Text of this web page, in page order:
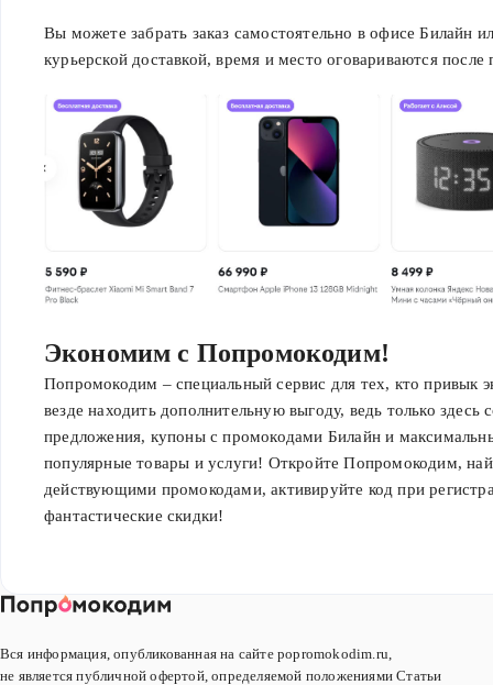
Вы можете забрать заказ самостоятельно в офисе Билайн
курьерской доставкой, время и место оговариваются после
Экономим с Попромокодим!
Попромокодим – специальный сервис для тех, кто привык
везде находить дополнительную выгоду, ведь только
предложения, купоны с промокодами Билайн и
популярные товары и услуги! Откройте Попромокодим,
действующими промокодами, активируйте код при
фантастические скидки!
Вся информация, опубликованная на сайте popromokodim.ru,
не является публичной офертой, определяемой положениями Статьи